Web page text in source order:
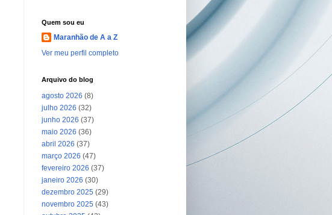
Quem sou eu
Maranhão de A a Z
Ver meu perfil completo
Arquivo do blog
agosto 2026 (8)
julho 2026 (32)
junho 2026 (37)
maio 2026 (36)
abril 2026 (37)
março 2026 (47)
fevereiro 2026 (37)
janeiro 2026 (30)
dezembro 2025 (29)
novembro 2025 (43)